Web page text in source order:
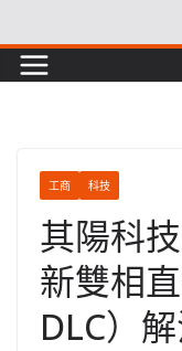
to
content
工商 科技
其陽科
新雙相
DLC）